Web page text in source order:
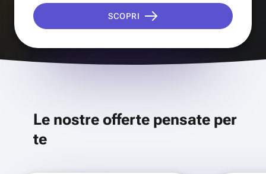
SCOPRI
Le nostre offerte pensate per
te